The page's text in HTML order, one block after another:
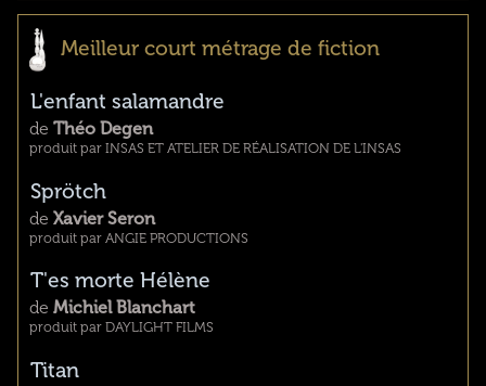
Meilleur court métrage de fiction
L'enfant salamandre
de Théo Degen
produit par INSAS ET ATELIER DE RÉALISATION DE L'INSAS
Sprötch
de Xavier Seron
produit par ANGIE PRODUCTIONS
T'es morte Hélène
de Michiel Blanchart
produit par DAYLIGHT FILMS
Titan